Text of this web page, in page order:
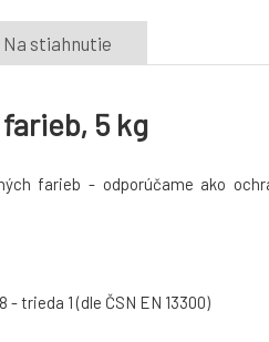
Na stiahnutie
5 kg
farieb - odporúčame ako
- trieda 1 (dle ČSN EN 13300)